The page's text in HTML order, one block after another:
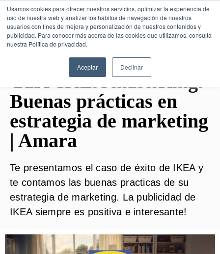
Usamos cookies para ofrecer nuestros servicios, optimizar la experiencia de
uso de nuestra web y analizar los hábitos de navegación de nuestros
usuarios con fines de mejora y personalización de nuestros contenidos y
publicidad. Para conocer más acerca de las cookies que utilizamos, consulta
nuestra Política de privacidad.
Aceptar Declinar
SESIÓN DE CONSULTORÍA GRATUITA
Caso IKEA marketing.
Buenas prácticas en
estrategia de marketing
| Amara
Te presentamos el caso de éxito de IKEA y
te contamos las buenas practicas de su
estrategia de marketing. La publicidad de
IKEA siempre es positiva e interesante!